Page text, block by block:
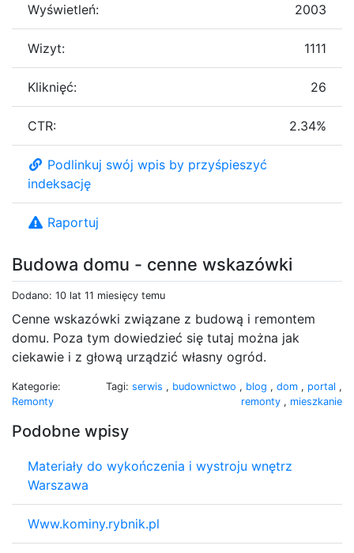
Budowa domu - cenne wskazówki
Dodano: 10 lat 11 miesięcy temu
Cenne wskazówki związane z budową i remontem
domu. Poza tym dowiedzieć się tutaj można jak
ciekawie i z głową urządzić własny ogród.
Kategorie:
Remonty
Tagi: serwis , budownictwo , blog , dom , portal ,
remonty , mieszkanie
Podobne wpisy
Materiały do wykończenia i wystroju wnętrz
Warszawa
Www.kominy.rybnik.pl
Wyświetleń: 2003
Wizyt: 1111
Kliknięć: 26
CTR: 2.34%
Podlinkuj swój wpis by przyśpieszyć
indeksację
Raportuj